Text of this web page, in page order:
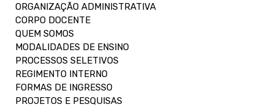
ORGANIZAÇÃO ADMINISTRATIVA
CORPO DOCENTE
QUEM SOMOS
MODALIDADES DE ENSINO
PROCESSOS SELETIVOS
REGIMENTO INTERNO
FORMAS DE INGRESSO
PROJETOS E PESQUISAS